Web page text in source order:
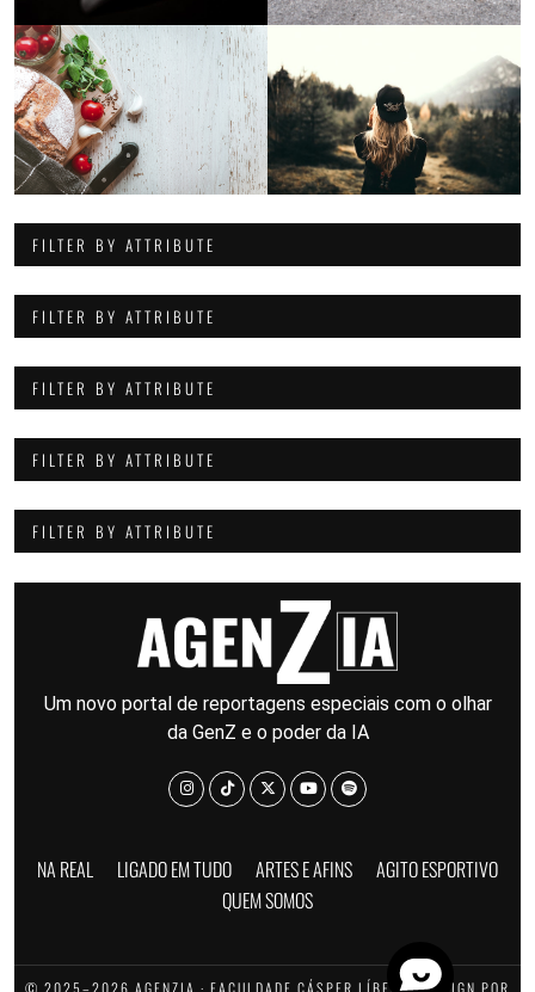
FILTER BY ATTRIBUTE
FILTER BY ATTRIBUTE
FILTER BY ATTRIBUTE
FILTER BY ATTRIBUTE
FILTER BY ATTRIBUTE
Um novo portal de reportagens especiais com o olhar
da GenZ e o poder da IA
NA REAL LIGADO EM TUDO ARTES E AFINS
AGITO ESPORTIVO
QUEM SOMOS
© 2025–2026 AGENZIA · FACULDADE CÁSPER LÍBERO · DESIGN POR